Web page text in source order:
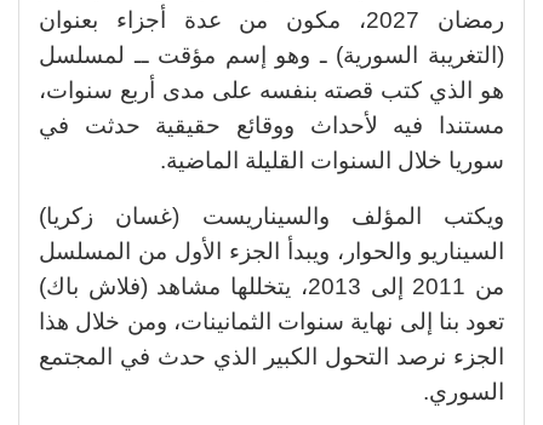
رمضان 2027، مكون من عدة أجزاء بعنوان
(التغريبة السورية) ـ وهو إسم مؤقت ــ لمسلسل
هو الذي كتب قصته بنفسه على مدى أربع سنوات،
مستندا فيه لأحداث ووقائع حقيقية حدثت في
سوريا خلال السنوات القليلة الماضية.
ويكتب المؤلف والسيناريست (غسان زكريا)
السيناريو والحوار، ويبدأ الجزء الأول من المسلسل
من 2011 إلى 2013، يتخللها مشاهد (فلاش باك)
تعود بنا إلى نهاية سنوات الثمانينات، ومن خلال هذا
الجزء نرصد التحول الكبير الذي حدث في المجتمع
السوري.